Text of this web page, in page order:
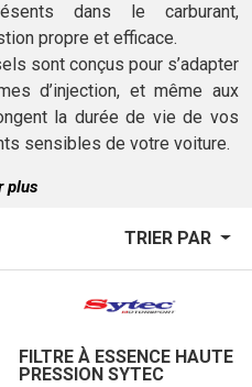
dans le carburant,
propre et efficace.
sont conçus pour s’adapter
d’injection, et même aux
la durée de vie de vos
sensibles de votre voiture.
plus
TRIER PAR
FILTRE À ESSENCE HAUTE
PRESSION SYTEC